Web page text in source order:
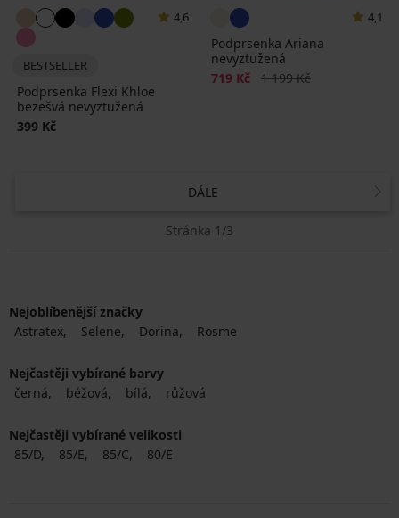
4,6
BESTSELLER
Podprsenka Flexi Khloe
bezešvá nevyztužená
399 Kč
4,1
Podprsenka Ariana
nevyztužená
Sleva
719 Kč Původní cena
1 199 Kč
DÁLE
Stránka 1/3
Nejoblíbenější značky
Astratex
Selene Dorina Rosme
Nejčastěji vybírané barvy
černá
béžová bílá růžová
Nejčastěji vybírané velikosti
85/D
85/E 85/C 80/E